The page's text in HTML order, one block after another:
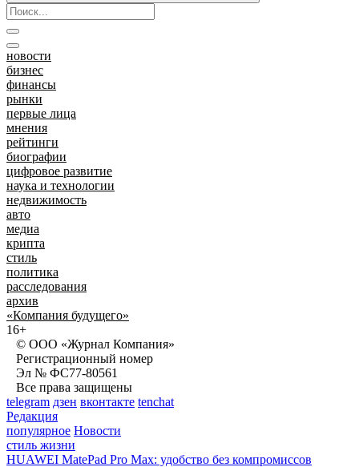
новости
бизнес
финансы
рынки
первые лица
мнения
рейтинги
биографии
цифровое развитие
наука и технологии
недвижимость
авто
медиа
крипта
стиль
политика
расследования
архив
«Компания будущего»
16+
© ООО «Журнал Компания»
Регистрационный номер
Эл № ФС77-80561
Все права защищены
telegram дзен вконтакте tenchat
Редакция
популярное Новости
стиль жизни
HUAWEI MatePad Pro Max: удобство без компромиссов